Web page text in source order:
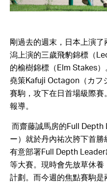
剛過去的週末，日本上演
潟上演的三歲飛豹錦標（
的榆樹錦標（Elm Stakes
堯策Kafuji Octagon（カフ
賽駒，攻下在日首場級際
報導。
而齋藤誠馬房的Full Depth
ー）就於丹內祐次胯下首
有意部署Full Depth
等大賽。現時會先放草休
計劃。而今週的焦點賽駒是